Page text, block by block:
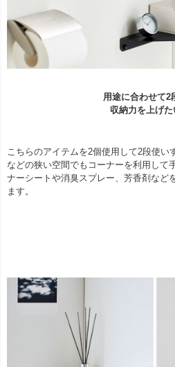
用途に合わせて2
収納力を上げた
こちらのアイテムを2個使用して2段使い
などの狭い空間でもコーナーを利用して
ナーシートや消臭スプレー、芳香剤など
ます。